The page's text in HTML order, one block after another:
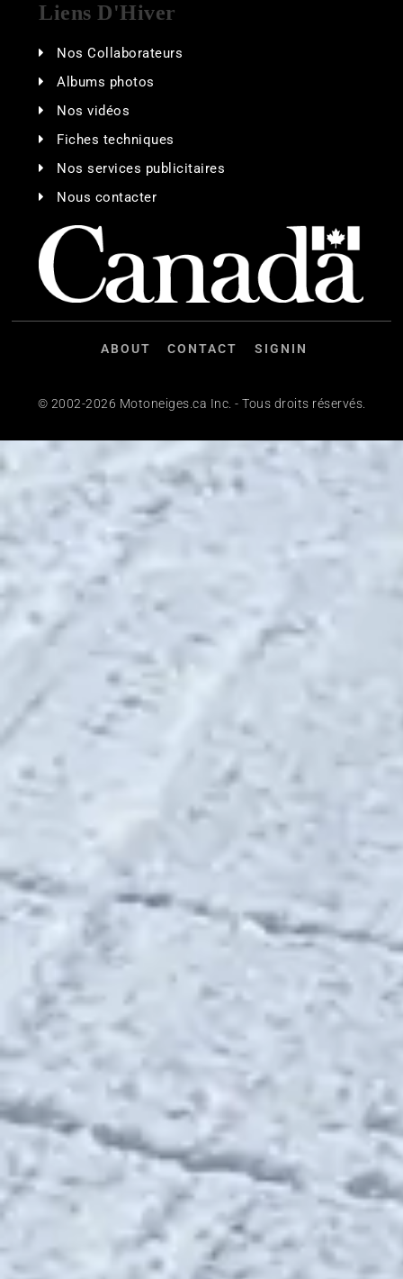
Liens D'Hiver
Nos Collaborateurs
Albums photos
Nos vidéos
Fiches techniques
Nos services publicitaires
Nous contacter
ABOUT CONTACT SIGNIN
© 2002-2026 Motoneiges.ca Inc. - Tous droits réservés.